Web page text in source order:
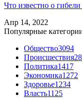
Что известно о
Апр 14, 2022
Популярные
Общество3094
Происшествия
Политика1417
Экономика1272
Здоровье1234
Власть1125